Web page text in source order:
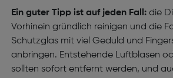
Ein guter Tipp ist auf jeden Fall:die
Vorhinein gründlich reinigen und die
Schutzglas mit viel Geduld und
anbringen. Entstehende Luftblasen
sollten sofort entfernt werden, und